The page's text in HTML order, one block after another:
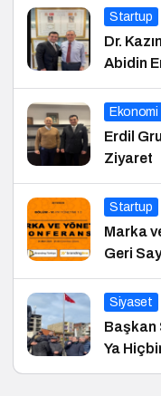
Startup
Dr.
Abidin
Ekonomi
Erdil
Ziyaret
Startup
Marka
Geri
Siyaset
Başkan
Ya